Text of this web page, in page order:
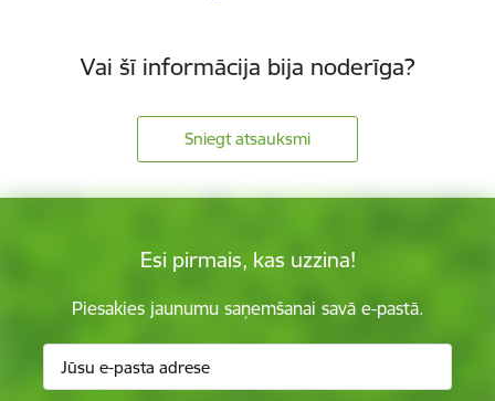
Vai šī informācija bija noderīga?
Sniegt atsauksmi
Esi pirmais, kas uzzina!
Piesakies jaunumu saņemšanai savā e-pastā.